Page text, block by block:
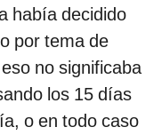
había decidido
por tema de
no significaba
los 15 días
o en todo caso